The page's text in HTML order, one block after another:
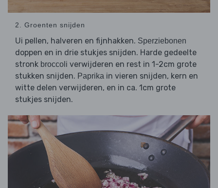
2. Groenten snijden
Ui pellen, halveren en fijnhakken. Sperziebonen
doppen en in drie stukjes snijden. Harde gedeelte
stronk broccoli verwijderen en rest in 1-2cm grote
stukken snijden. Paprika in vieren snijden, kern en
witte delen verwijderen, en in ca. 1cm grote
stukjes snijden.